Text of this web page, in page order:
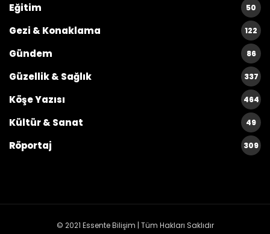
Eğitim
50
Gezi & Konaklama 122
Gündem 86
Güzellik & Sağlık 337
Köşe Yazısı 464
Kültür & Sanat 49
Röportaj 309
© 2021 Essente Bilişim | Tüm Hakları Saklıdır